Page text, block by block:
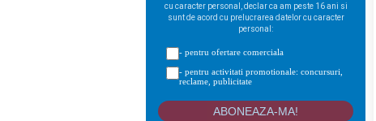
cu caracter personal, declar ca am peste 16 ani si
sunt de acord cu prelucrarea datelor cu caracter
personal:
- pentru ofertare comerciala
- pentru activitati promotionale: concursuri,
reclame, publicitate